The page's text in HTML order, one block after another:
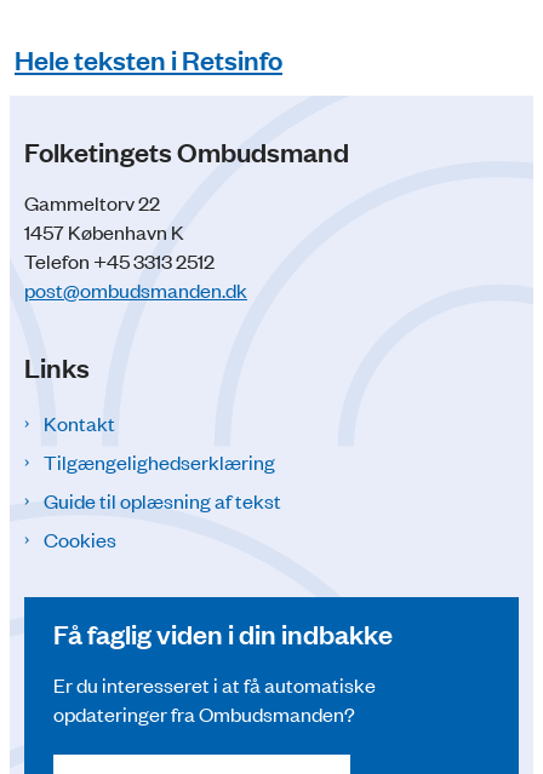
Hele teksten i Retsinfo
Folketingets Ombudsmand
Gammeltorv 22
1457 København K
Telefon +45 3313 2512
post@ombudsmanden.dk
Links
Kontakt
Tilgængelighedserklæring
Guide til oplæsning af tekst
Cookies
Få faglig viden i din indbakke
Er du interesseret i at få automatiske
opdateringer fra Ombudsmanden?